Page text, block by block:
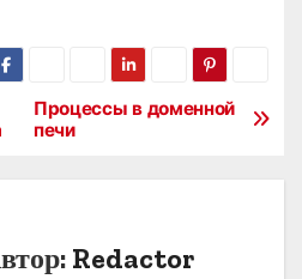
Процессы в доменной
печи
Redactor